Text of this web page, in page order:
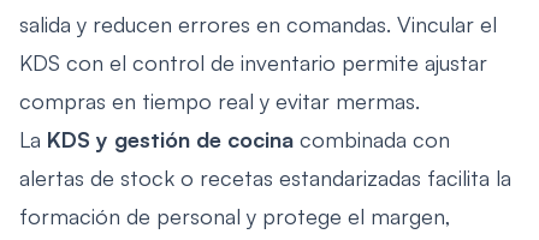
salida y reducen errores en comandas. Vincular el
KDS con el control de inventario permite ajustar
compras en tiempo real y evitar mermas.
La KDS y gestión de cocina combinada con
alertas de stock o recetas estandarizadas facilita la
formación de personal y protege el margen,